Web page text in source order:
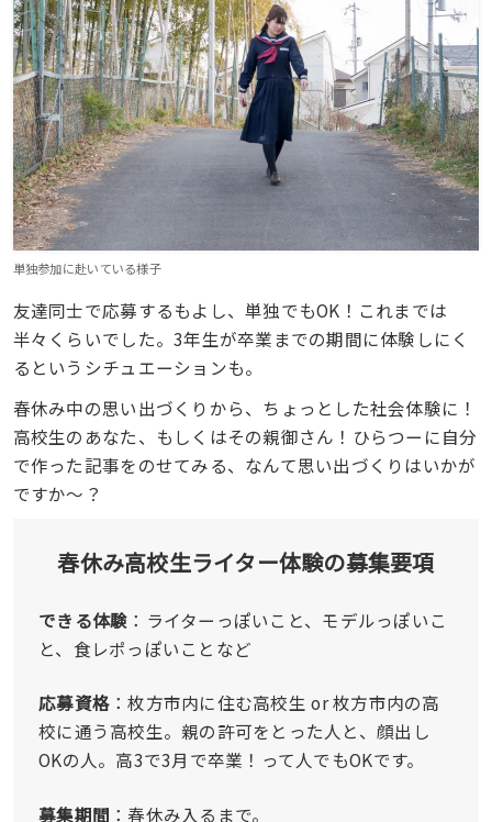
単独参加に赴いている様子
友達同士で応募するもよし、単独でもOK！これまでは
半々くらいでした。3年生が卒業までの期間に体験しにく
るというシチュエーションも。
春休み中の思い出づくりから、ちょっとした社会体験に！
高校生のあなた、もしくはその親御さん！ひらつーに自分
で作った記事をのせてみる、なんて思い出づくりはいかが
ですか〜？
春休み高校生ライター体験の募集要項
できる体験 ：ライターっぽいこと、モデルっぽいこ
と、食レポっぽいことなど
応募資格 ：枚方市内に住む高校生 or 枚方市内の高
校に通う高校生。親の許可をとった人と、顔出し
OKの人。高3で3月で卒業！って人でもOKです。
募集期間 ：春休み入るまで。